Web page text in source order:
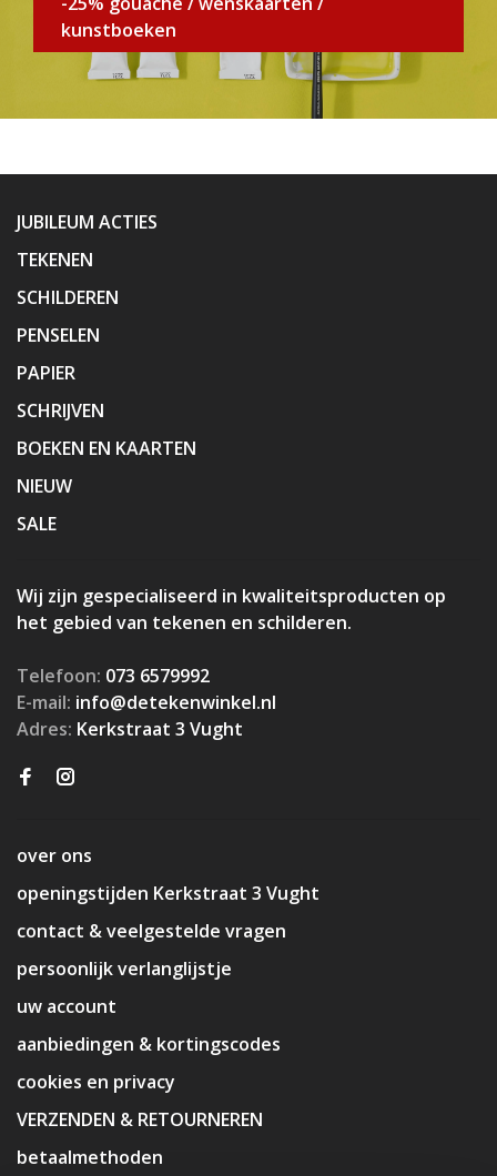
kunstboeken
JUBILEUM ACTIES
TEKENEN
SCHILDEREN
PENSELEN
PAPIER
SCHRIJVEN
BOEKEN EN KAARTEN
NIEUW
SALE
Wij zijn gespecialiseerd in kwaliteitsproducten op
het gebied van tekenen en schilderen.
Telefoon: 073 6579992
E-mail: info@detekenwinkel.nl
Adres: Kerkstraat 3 Vught
over ons
openingstijden Kerkstraat 3 Vught
contact & veelgestelde vragen
persoonlijk verlanglijstje
uw account
aanbiedingen & kortingscodes
cookies en privacy
VERZENDEN & RETOURNEREN
betaalmethoden